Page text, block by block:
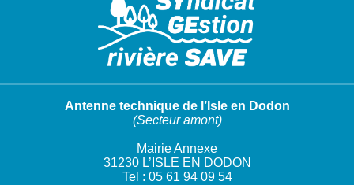
Antenne technique de l’Isle en Dodon
(Secteur amont)
Mairie Annexe
31230 L’ISLE EN DODON
Tel : 05 61 94 09 54